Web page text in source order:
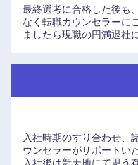
最終選考に合格した後も
なく転職カウンセラーに
ましたら現職の円満退社
入社時期のすり合わせ、
ウンセラーがサポートい